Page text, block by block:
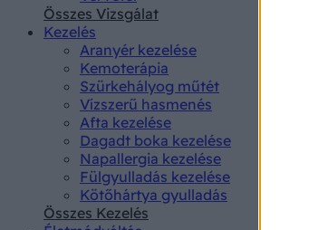
Összes Vizsgálat
Kezelés
Aranyér kezelése
Kemoterápia
Szürkehályog műtét
Vízszerű hasmenés
Afta kezelése
Dagadt boka kezelése
Napallergia kezelése
Fülgyulladás kezelése
Kötőhártya gyulladás
Összes Kezelés